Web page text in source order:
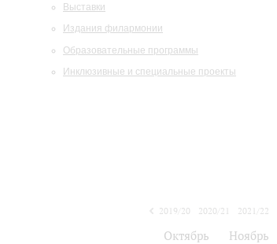
Выставки
Издания филармонии
Образовательные программы
Инклюзивные и специальные проекты
2019/20
2020/21 2021/22
Октябрь Ноябрь